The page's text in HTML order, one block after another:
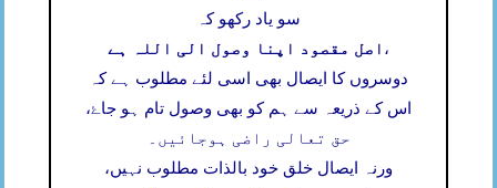
سو یاد رکھو کہ
اصل مقصود اپنا وصول الی اللہ ہے ،
دوسروں کا ایصال بھی اسی لئے مطلوب ہے کہ
اس کے ذریعہ سے ہم کو بھی وصول تام ہو جاۓ،
حق تعالی راضی ہوجائیں۔
ورنہ ایصال خلق خود بالذات مطلوب نہیں،